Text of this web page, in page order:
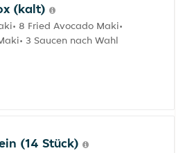
(kalt)
8 Fried Avocado Maki•
3 Saucen nach Wahl
(14 Stück)